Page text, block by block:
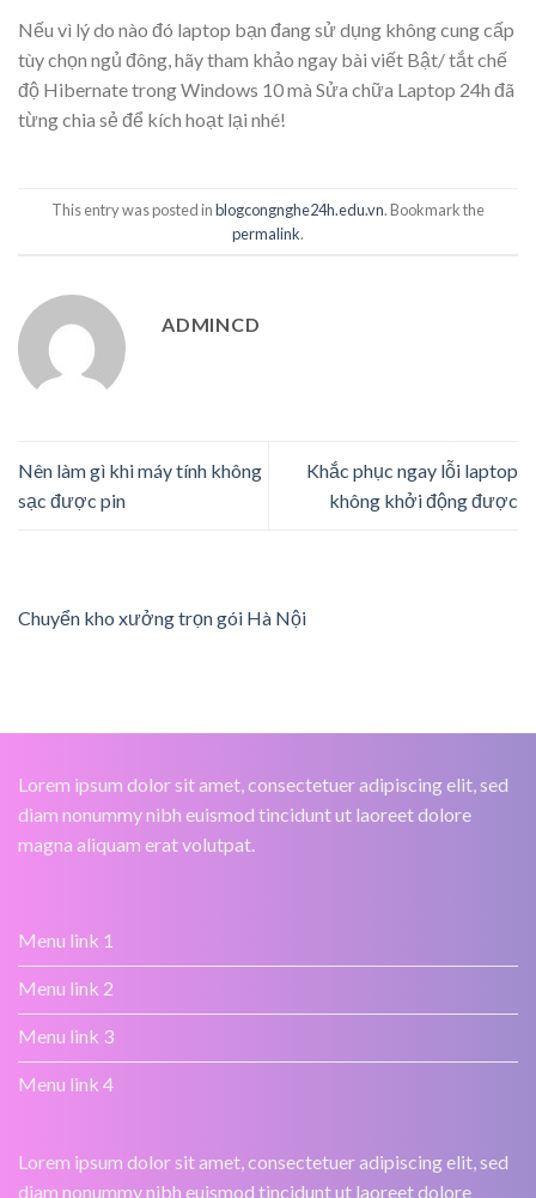
Nếu vì lý do nào đó laptop bạn đang sử dụng không cung cấp
tùy chọn ngủ đông, hãy tham khảo ngay bài viết Bật/ tắt chế
độ Hibernate trong Windows 10 mà Sửa chữa Laptop 24h đã
từng chia sẻ để kích hoạt lại nhé!
This entry was posted inblogcongnghe24h.edu.vn. Bookmark the
permalink.
ADMINCD
Nên làm gì khi máy tính không
sạc được pin
Khắc phục ngay lỗi laptop
không khởi động được
Chuyển kho xưởng trọn gói Hà Nội
Lorem ipsum dolor sit amet, consectetuer adipiscing elit, sed
diam nonummy nibh euismod tincidunt ut laoreet dolore
magna aliquam erat volutpat.
Menu link 1
Menu link 2
Menu link 3
Menu link 4
Lorem ipsum dolor sit amet, consectetuer adipiscing elit, sed
diam nonummy nibh euismod tincidunt ut laoreet dolore